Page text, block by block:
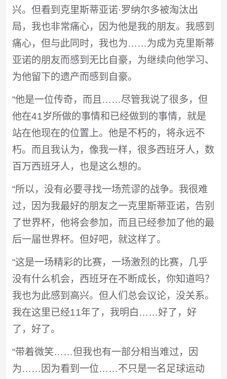
兴。但看到克里斯蒂亚诺·罗纳尔多被淘汰出
局，我也非常痛心，因为他是我的朋友。我感到
痛心，但与此同时，我也为……为成为克里斯蒂
亚诺的朋友而感到无比自豪，为继续向他学习、
为他留下的遗产而感到自豪。
“他是一位传奇，而且……尽管我说了很多，但
他在41岁所做的事情和已经做到的事情，就是
站在他现在的位置上。他是不朽的，将永远不
朽。而且我认为，像我一样，很多西班牙人，数
百万西班牙人，也是这么想的。
“所以，没有必要寻找一场荒谬的战争。我很难
过，因为我最好的朋友之一克里斯蒂亚诺，告别
了世界杯，他将会参加，而且已经参加了他的最
后一届世界杯。但好吧，就这样了。
“这是一场精彩的比赛，一场激烈的比赛，几乎
没有什么机会，西班牙在不断成长，你知道吗？
我也为此感到高兴。但人们总会议论，没关系。
我在这里已经11年了，我明白……好了，好
了，好了。
“带着微笑……但我也有一部分相当难过，因
为……因为看到一位……不只是一名足球运动